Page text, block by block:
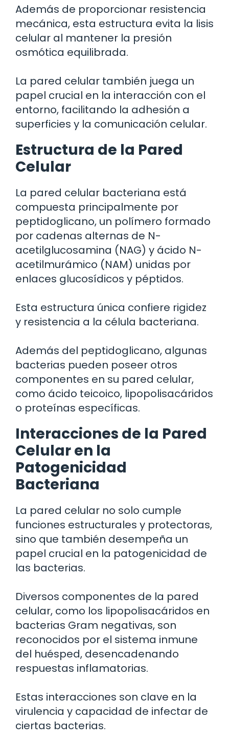
Además de proporcionar resistencia
mecánica, esta estructura evita la lisis
celular al mantener la presión
osmótica equilibrada.
La pared celular también juega un
papel crucial en la interacción con el
entorno, facilitando la adhesión a
superficies y la comunicación celular.
Estructura de la Pared
Celular
La pared celular bacteriana está
compuesta principalmente por
peptidoglicano, un polímero formado
por cadenas alternas de N-
acetilglucosamina (NAG) y ácido N-
acetilmurámico (NAM) unidas por
enlaces glucosídicos y péptidos.
Esta estructura única confiere rigidez
y resistencia a la célula bacteriana.
Además del peptidoglicano, algunas
bacterias pueden poseer otros
componentes en su pared celular,
como ácido teicoico, lipopolisacáridos
o proteínas específicas.
Interacciones de la Pared
Celular en la
Patogenicidad
Bacteriana
La pared celular no solo cumple
funciones estructurales y protectoras,
sino que también desempeña un
papel crucial en la patogenicidad de
las bacterias.
Diversos componentes de la pared
celular, como los lipopolisacáridos en
bacterias Gram negativas, son
reconocidos por el sistema inmune
del huésped, desencadenando
respuestas inflamatorias.
Estas interacciones son clave en la
virulencia y capacidad de infectar de
ciertas bacterias.